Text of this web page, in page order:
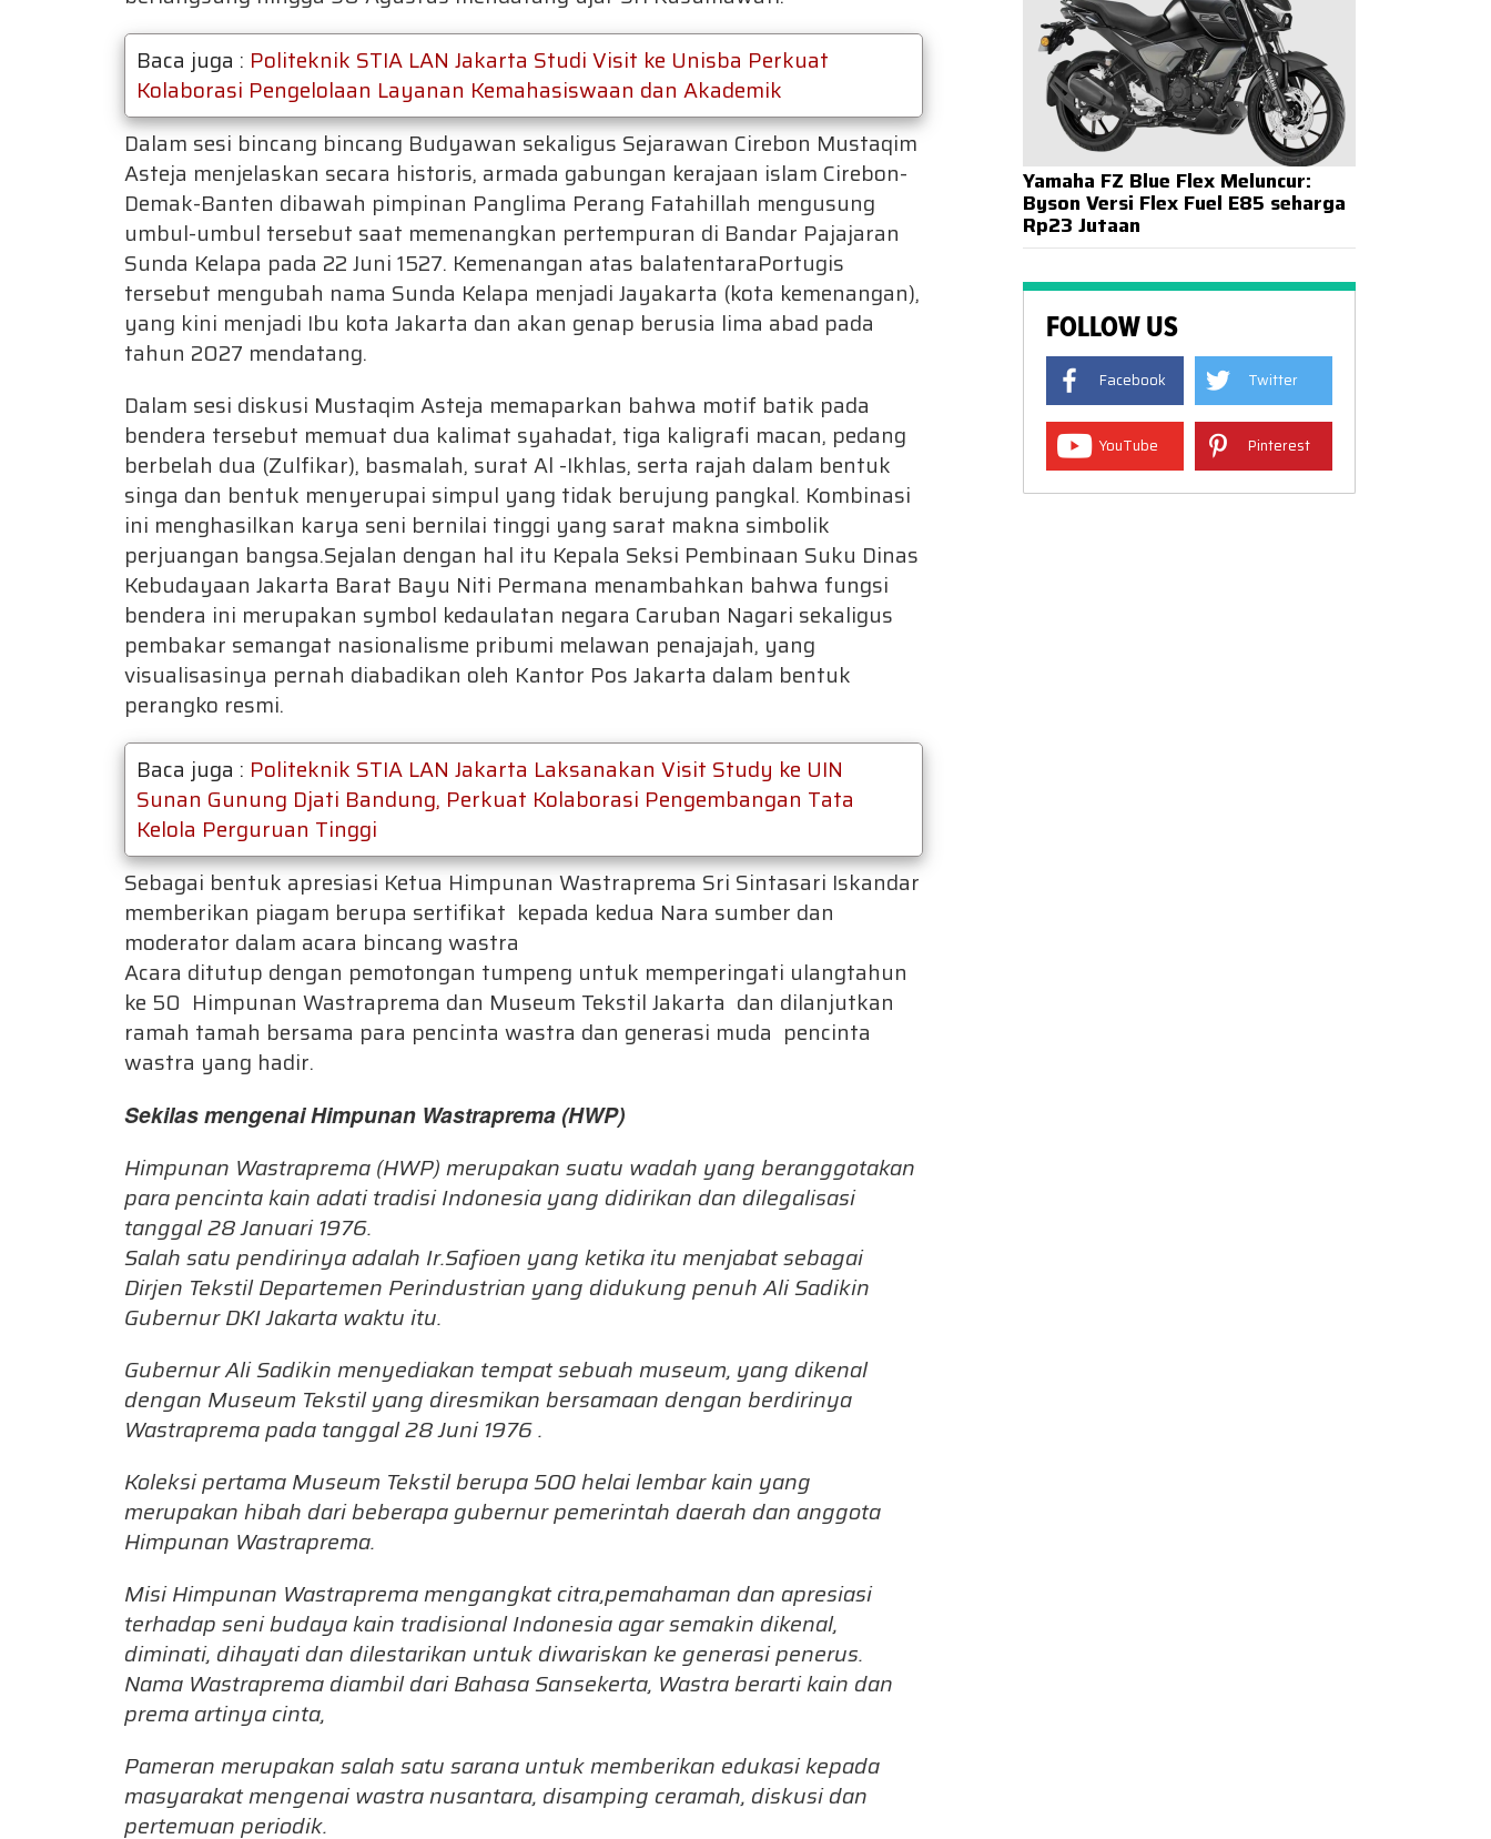
Baca juga : Politeknik STIA LAN Jakarta Studi Visit ke Unisba Perkuat
Kolaborasi Pengelolaan Layanan Kemahasiswaan dan Akademik
Dalam sesi bincang bincang Budyawan sekaligus Sejarawan Cirebon Mustaqim
Asteja menjelaskan secara historis, armada gabungan kerajaan islam Cirebon-
Demak-Banten dibawah pimpinan Panglima Perang Fatahillah mengusung
umbul-umbul tersebut saat memenangkan pertempuran di Bandar Pajajaran
Sunda Kelapa pada 22 Juni 1527. Kemenangan atas balatentaraPortugis
tersebut mengubah nama Sunda Kelapa menjadi Jayakarta (kota kemenangan),
yang kini menjadi Ibu kota Jakarta dan akan genap berusia lima abad pada
tahun 2027 mendatang.
Dalam sesi diskusi Mustaqim Asteja memaparkan bahwa motif batik pada
bendera tersebut memuat dua kalimat syahadat, tiga kaligrafi macan, pedang
berbelah dua (Zulfikar), basmalah, surat Al -Ikhlas, serta rajah dalam bentuk
singa dan bentuk menyerupai simpul yang tidak berujung pangkal. Kombinasi
ini menghasilkan karya seni bernilai tinggi yang sarat makna simbolik
perjuangan bangsa.Sejalan dengan hal itu Kepala Seksi Pembinaan Suku Dinas
Kebudayaan Jakarta Barat Bayu Niti Permana menambahkan bahwa fungsi
bendera ini merupakan symbol kedaulatan negara Caruban Nagari sekaligus
pembakar semangat nasionalisme pribumi melawan penajajah, yang
visualisasinya pernah diabadikan oleh Kantor Pos Jakarta dalam bentuk
perangko resmi.
Baca juga : Politeknik STIA LAN Jakarta Laksanakan Visit Study ke UIN
Sunan Gunung Djati Bandung, Perkuat Kolaborasi Pengembangan Tata
Kelola Perguruan Tinggi
Sebagai bentuk apresiasi Ketua Himpunan Wastraprema Sri Sintasari Iskandar
memberikan piagam berupa sertifikat kepada kedua Nara sumber dan
moderator dalam acara bincang wastra
Acara ditutup dengan pemotongan tumpeng untuk memperingati ulangtahun
ke 50 Himpunan Wastraprema dan Museum Tekstil Jakarta dan dilanjutkan
ramah tamah bersama para pencinta wastra dan generasi muda pencinta
wastra yang hadir.
Sekilas mengenai Himpunan Wastraprema (HWP)
Himpunan Wastraprema (HWP) merupakan suatu wadah yang beranggotakan
para pencinta kain adati tradisi Indonesia yang didirikan dan dilegalisasi
tanggal 28 Januari 1976.
Salah satu pendirinya adalah Ir.Safioen yang ketika itu menjabat sebagai
Dirjen Tekstil Departemen Perindustrian yang didukung penuh Ali Sadikin
Gubernur DKI Jakarta waktu itu.
Gubernur Ali Sadikin menyediakan tempat sebuah museum, yang dikenal
dengan Museum Tekstil yang diresmikan bersamaan dengan berdirinya
Wastraprema pada tanggal 28 Juni 1976 .
Koleksi pertama Museum Tekstil berupa 500 helai lembar kain yang
merupakan hibah dari beberapa gubernur pemerintah daerah dan anggota
Himpunan Wastraprema.
Misi Himpunan Wastraprema mengangkat citra,pemahaman dan apresiasi
terhadap seni budaya kain tradisional Indonesia agar semakin dikenal,
diminati, dihayati dan dilestarikan untuk diwariskan ke generasi penerus.
Nama Wastraprema diambil dari Bahasa Sansekerta, Wastra berarti kain dan
prema artinya cinta,
Pameran merupakan salah satu sarana untuk memberikan edukasi kepada
masyarakat mengenai wastra nusantara, disamping ceramah, diskusi dan
pertemuan periodik.
Yamaha FZ Blue Flex Meluncur:
Byson Versi Flex Fuel E85 seharga
Rp23 Jutaan
FOLLOW US
Facebook Twitter
YouTube Pinterest